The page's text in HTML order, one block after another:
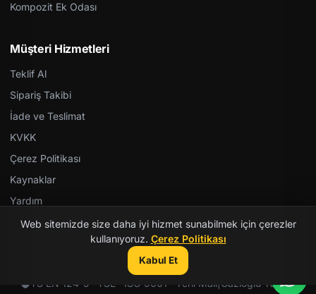
Kompozit Ek Odası
Müşteri Hizmetleri
Teklif Al
Sipariş Takibi
İade ve Teslimat
KVKK
Çerez Politikası
Kaynaklar
Yardım
© 2026 Kent Teknik Kimya. Tüm hakları saklıdır.
TS EN 124-5 · TSE · ISO 9001 · Yerli Malı|Gazioğlu Yazılım
Web sitemizde size daha iyi hizmet sunabilmek için çerezler
kullanıyoruz. Çerez Politikası
Kabul Et